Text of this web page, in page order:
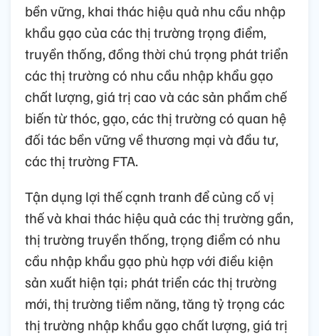
bền vững, khai thác hiệu quả nhu cầu nhập
khẩu gạo của các thị trường trọng điểm,
truyền thống, đồng thời chú trọng phát triển
các thị trường có nhu cầu nhập khẩu gạo
chất lượng, giá trị cao và các sản phẩm chế
biến từ thóc, gạo, các thị trường có quan hệ
đối tác bền vững về thương mại và đầu tư,
các thị trường FTA.
Tận dụng lợi thế cạnh tranh để củng cố vị
thế và khai thác hiệu quả các thị trường gần,
thị trường truyền thống, trọng điểm có nhu
cầu nhập khẩu gạo phù hợp với điều kiện
sản xuất hiện tại; phát triển các thị trường
mới, thị trường tiềm năng, tăng tỷ trọng các
thị trường nhập khẩu gạo chất lượng, giá trị